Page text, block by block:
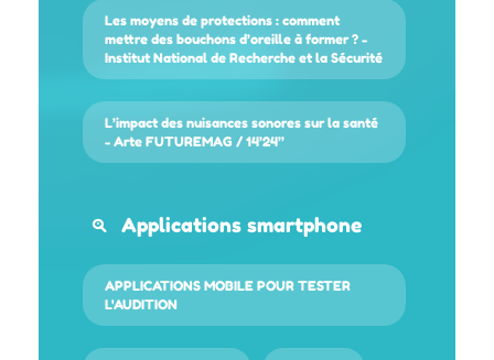
Les moyens de protections : comment
mettre des bouchons d’oreille à former ? -
Institut National de Recherche et la Sécurité
L’impact des nuisances sonores sur la santé
- Arte FUTUREMAG / 14’24’’
Applications smartphone
APPLICATIONS MOBILE POUR TESTER
L'AUDITION